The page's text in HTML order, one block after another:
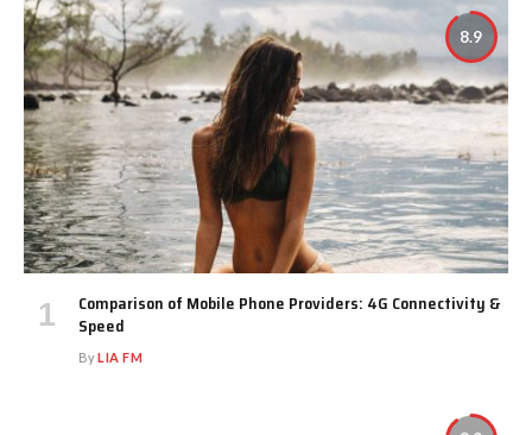
8.9
Comparison of Mobile Phone Providers: 4G Connectivity &
Speed
ByLIA FM